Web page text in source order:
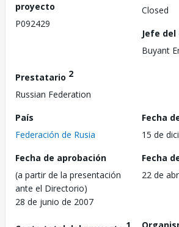
proyecto
P092429
Closed
Jefe del
Buyant
Prestatario 2
Russian Federation
País
Federación de Rusia
Fecha
15 de
Fecha de aprobación
(a partir de la presentación
ante el Directorio)
28 de junio de 2007
Fecha
22 de
1